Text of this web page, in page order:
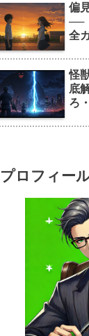
偏
──
全
怪
底
ろ
プロフィー